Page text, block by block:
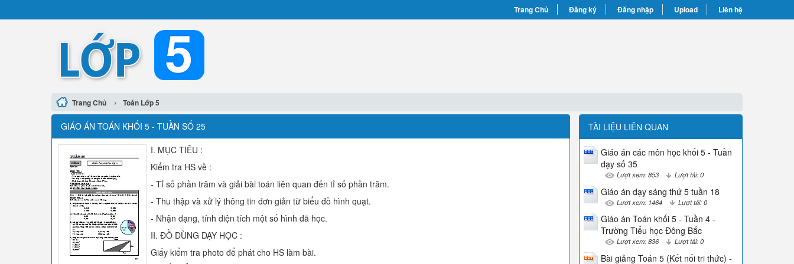
Trang Chủ Đăng ký Đăng nhập Upload Liên hệ
Trang Chủ › Toán Lớp 5
GIÁO ÁN TOÁN KHỐI 5 - TUẦN SỐ 25
I. MỤC TIÊU :
Kiểm tra HS về :
- Tỉ số phần trăm và giải bài toán liên quan đến tỉ số phần trăm.
- Thu thập và xử lý thông tin đơn giản từ biểu đồ hình quạt.
- Nhận dạng, tính diện tích một số hình đã học.
II. ĐỒ DÙNG DẠY HỌC :
Giấy kiểm tra photo để phát cho HS làm bài.
TÀI LIỆU LIÊN QUAN
Giáo án các môn học khối 5 - Tuần
dạy số 35
Lượt xem: 853 Lượt tải: 0
Giáo án dạy sáng thứ 5 tuần 18
Lượt xem: 1464 Lượt tải: 0
Giáo án Toán khối 5 - Tuần 4 -
Trường Tiểu học Đông Bắc
Lượt xem: 836 Lượt tải: 0
Bài giảng Toán 5 (Kết nối tri thức) -